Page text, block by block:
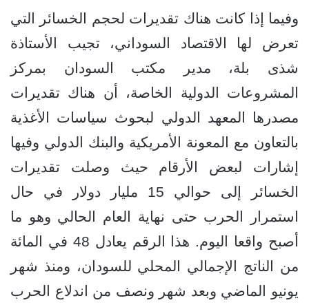
وفيما إذا كانت هناك تقديرات لحجم الخسائر التي
تعرض لها الاقتصاد السوداني، تجيب الأستاذة
شذى بلة، مدير مكتب السودان بمركز
المشروعات الدولية الخاصة، أن هناك تقديرات
مصدرها المعهد الدولي لبحوث سياسات الأغذية
بالتعاون مع المعونة الأمريكية والبنك الدولي وفيها
إشارات لبعض الأرقام حيث وصلت تقديرات
الخسائر إلى حوالي 15 مليار دولار في حال
استمرار الحرب حتى نهاية العام الحالي وهو ما
أصبح واقعا اليوم. هذا الرقم يعادل 48 في المائة
من الناتج الإجمالي المحلي للسودان، ومنذ شهر
يونيو الماضي وبعد شهر ونصف من اندلاع الحرب